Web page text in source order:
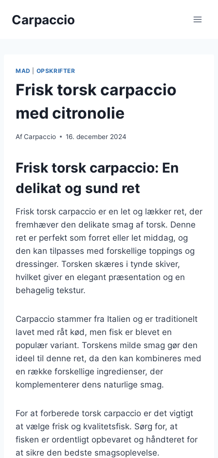
Carpaccio
MAD OPSKRIFTER
Frisk torsk carpaccio
med citronolie
AfCarpaccio 16. december 2024
Frisk torsk carpaccio: En
delikat og sund ret
Frisk torsk carpaccio er en let og lækker ret, der
fremhæver den delikate smag af torsk. Denne
ret er perfekt som forret eller let middag, og
den kan tilpasses med forskellige toppings og
dressinger. Torsken skæres i tynde skiver,
hvilket giver en elegant præsentation og en
behagelig tekstur.
Carpaccio stammer fra Italien og er traditionelt
lavet med råt kød, men fisk er blevet en
populær variant. Torskens milde smag gør den
ideel til denne ret, da den kan kombineres med
en række forskellige ingredienser, der
komplementerer dens naturlige smag.
For at forberede torsk carpaccio er det vigtigt
at vælge frisk og kvalitetsfisk. Sørg for, at
fisken er ordentligt opbevaret og håndteret for
at sikre den bedste smagsoplevelse.